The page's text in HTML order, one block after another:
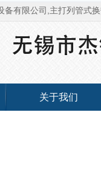
备有限公司,主打列管式
关于我们